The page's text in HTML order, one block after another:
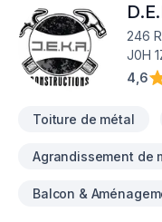
aucune productivité
l’entière satisfaction de
développe des
ainsi des réalisations
Nous nous engageons
246
J0H
4,6
Toiture de métal
Agrandissement de
Balcon &